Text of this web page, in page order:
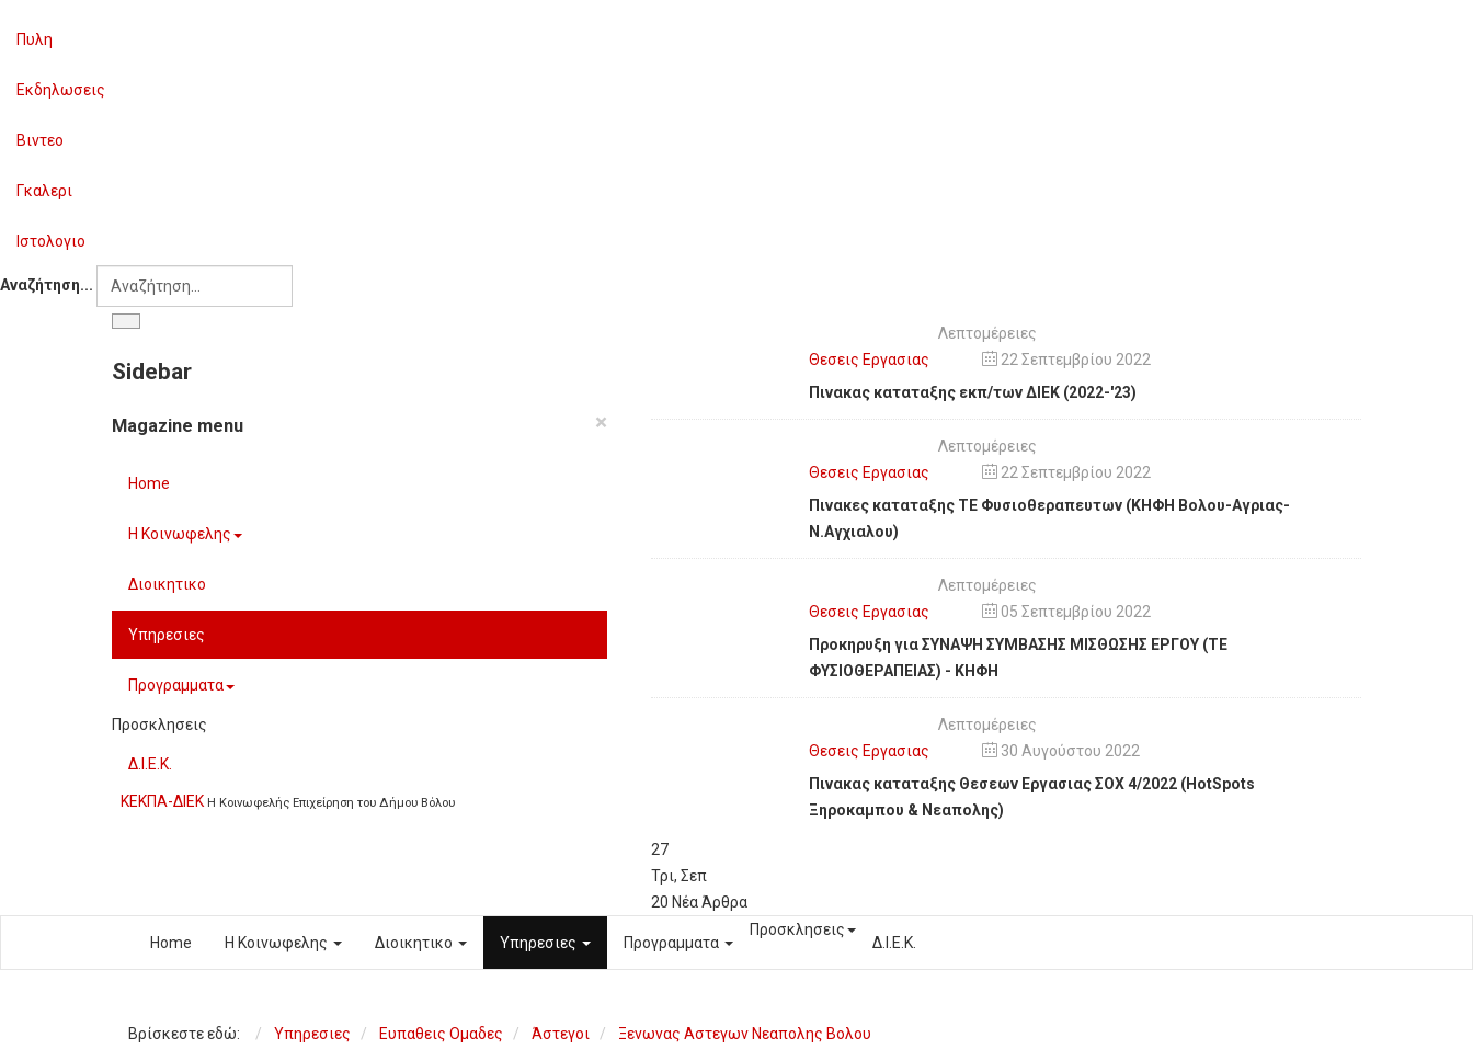
Πυλη
Εκδηλωσεις
Βιντεο
Γκαλερι
Ιστολογιο
Αναζήτηση...
Sidebar
×
Magazine menu
Home
Η Κοινωφελης
Διοικητικο
Υπηρεσιες
Προγραμματα
Προσκλησεις
Δ.Ι.Ε.Κ.
ΚΕΚΠΑ-ΔΙΕΚ Η Κοινωφελής Επιχείρηση του Δήμου Βόλου
Θεσεις Εργασιας
Λεπτομέρειες
22 Σεπτεμβρίου 2022
Πινακας καταταξης εκπ/των ΔΙΕΚ (2022-'23)
Θεσεις Εργασιας
Λεπτομέρειες
22 Σεπτεμβρίου 2022
Πινακες καταταξης ΤΕ Φυσιοθεραπευτων (ΚΗΦΗ Βολου-Αγριας-
Ν.Αγχιαλου)
Θεσεις Εργασιας
Λεπτομέρειες
05 Σεπτεμβρίου 2022
Προκηρυξη για ΣΥΝΑΨΗ ΣΥΜΒΑΣΗΣ ΜΙΣΘΩΣΗΣ ΕΡΓΟΥ (ΤΕ
ΦΥΣΙΟΘΕΡΑΠΕΙΑΣ) - ΚΗΦΗ
Θεσεις Εργασιας
Λεπτομέρειες
30 Αυγούστου 2022
Πινακας καταταξης Θεσεων Εργασιας ΣΟΧ 4/2022 (HotSpots
Ξηροκαμπου & Νεαπολης)
27
Τρι, Σεπ
20 Νέα Άρθρα
Home Η Κοινωφελης Διοικητικο Υπηρεσιες Προγραμματα
Προσκλησεις
Δ.Ι.Ε.Κ.
Βρίσκεστε εδώ: Υπηρεσιες Ευπαθεις Ομαδες Άστεγοι Ξενωνας Αστεγων Νεαπολης Βολου